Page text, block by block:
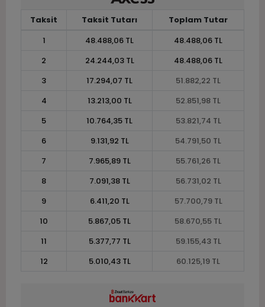
Taksit Taksit Tutarı
Toplam Tutar
1
48.488,06 TL
48.488,06 TL
2
24.244,03 TL
48.488,06 TL
3
17.294,07 TL
51.882,22 TL
4
13.213,00 TL
52.851,98 TL
5
10.764,35 TL
53.821,74 TL
6
9.131,92 TL
54.791,50 TL
7
7.965,89 TL
55.761,26 TL
8
7.091,38 TL
56.731,02 TL
9
6.411,20 TL
57.700,79 TL
10
5.867,05 TL
58.670,55 TL
11
5.377,77 TL
59.155,43 TL
12
5.010,43 TL 60.125,19 TL